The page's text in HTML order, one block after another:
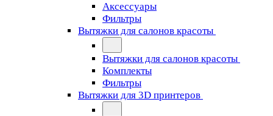
Аксессуары
Фильтры
Вытяжки для салонов красоты
Вытяжки для салонов красоты
Комплекты
Фильтры
Вытяжки для 3D принтеров